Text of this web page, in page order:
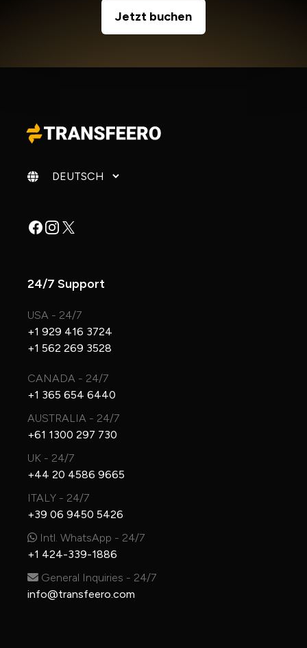
Jetzt buchen
Sprache ändern
Facebook
Instagram
X
24/7 Support
USA - 24/7
+1 929 416 3724
+1 562 269 3528
CANADA - 24/7
+1 365 654 6440
AUSTRALIA - 24/7
+61 1300 297 730
UK - 24/7
+44 20 4586 9665
ITALY - 24/7
+39 06 9450 5426
Intl. WhatsApp - 24/7
+1 424-339-1886
General Inquiries - 24/7
info@transfeero.com